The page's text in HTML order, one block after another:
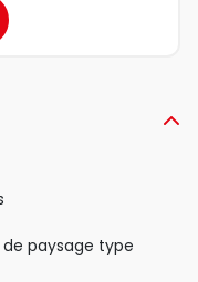
paysage type